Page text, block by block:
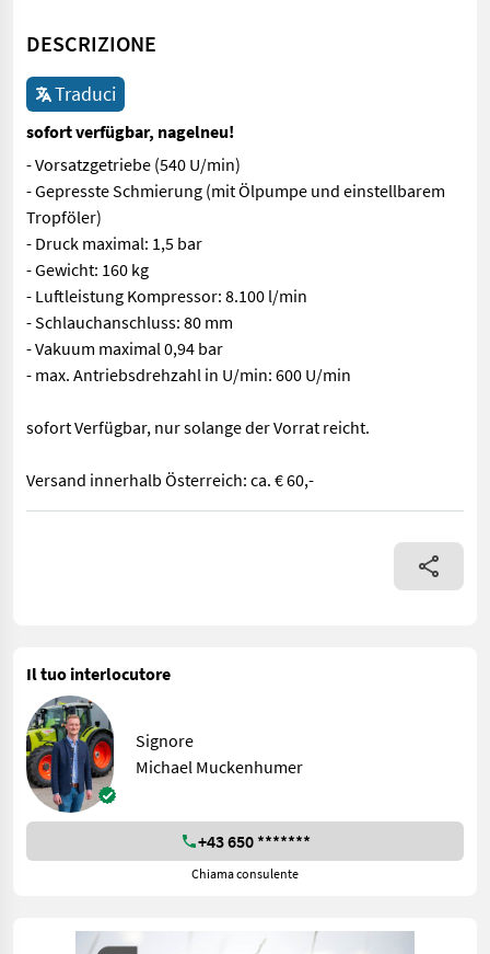
DESCRIZIONE
Traduci
sofort verfügbar, nagelneu!
- Vorsatzgetriebe (540 U/min)
- Gepresste Schmierung (mit Ölpumpe und einstellbarem
Tropföler)
- Druck maximal: 1,5 bar
- Gewicht: 160 kg
- Luftleistung Kompressor: 8.100 l/min
- Schlauchanschluss: 80 mm
- Vakuum maximal 0,94 bar
- max. Antriebsdrehzahl in U/min: 600 U/min
sofort Verfügbar, nur solange der Vorrat reicht.
Versand innerhalb Österreich: ca. € 60,-
- Vorsatzgetriebe (540 U/min) - Gepresste Schmierung (mit
Il tuo interlocutore
Signore
Michael Muckenhumer
+43 650 *******
Chiama consulente